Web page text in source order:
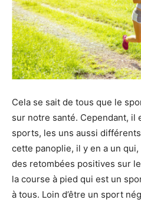
Cela se sait de tous que le
sur notre santé. Cependant, il
sports, les uns aussi
cette panoplie, il y en a un qui,
des retombées positives sur
la course à pied qui est un
à tous. Loin d’être un sport